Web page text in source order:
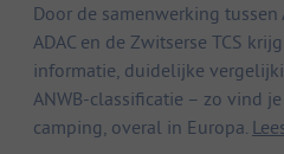
Door de samenwerking tussen
ADAC en de Zwitserse TCS
informatie, duidelijke
ANWB-classificatie – zo vind
camping, overal in Europa.